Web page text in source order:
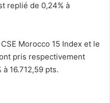
replié de 0,24% à
Morocco 15 Index et le
pris respectivement
16.712,59 pts.